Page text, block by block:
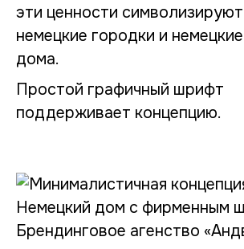
эти ценности символизируют
немецкие городки и немецкие
дома.
Простой графичный шрифт
поддерживает концепцию.